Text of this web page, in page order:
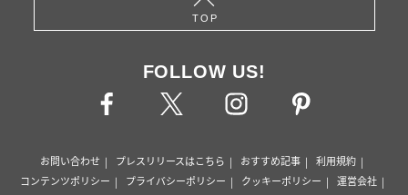
TOP
FOLLOW US!
お問い合わせ プレスリリースはこちら おすすめ記事
利用規約
コンテンツポリシー
プライバシーポリシー クッキーポリシー
運営会社